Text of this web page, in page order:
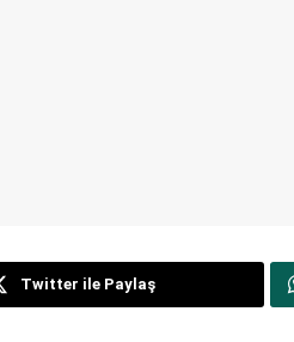
Twitter ile Paylaş